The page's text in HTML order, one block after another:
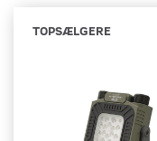
TOPSÆLGERE